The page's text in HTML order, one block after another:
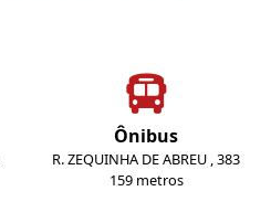
Ônibus
R. ZEQUINHA DE ABREU , 383
159 metros